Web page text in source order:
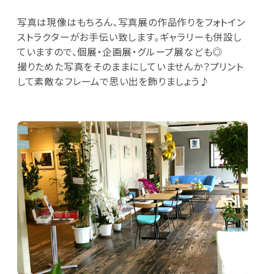
写真は現像はもちろん、写真展の作品作りをフォトイン
ストラクターがお手伝い致します。ギャラリーも併設し
ていますので、個展・企画展・グループ展なども◎
撮りためた写真をそのままにしていませんか？プリント
して素敵なフレームで思い出を飾りましょう♪